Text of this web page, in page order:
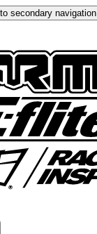
secondary navigation